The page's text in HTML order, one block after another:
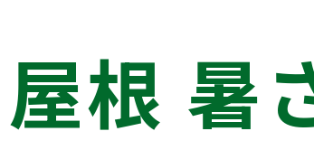
リボリュ
ーション
ファン
屋根 暑